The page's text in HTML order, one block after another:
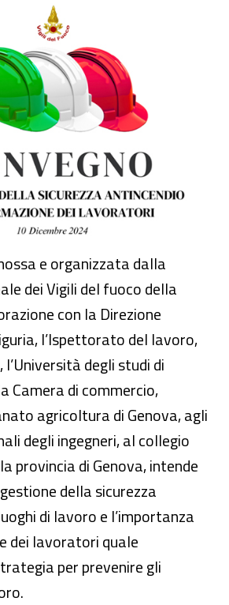
gestione della
e organizzata dalla
dei Vigili del fuoco della
con la Direzione
l’Ispettorato del lavoro,
l’Università degli studi di
Camera di commercio,
agricoltura di Genova, agli
degli ingegneri, al collegio
provincia di Genova, intende
della sicurezza
di lavoro e l’importanza
dei lavoratori quale
per prevenire gli